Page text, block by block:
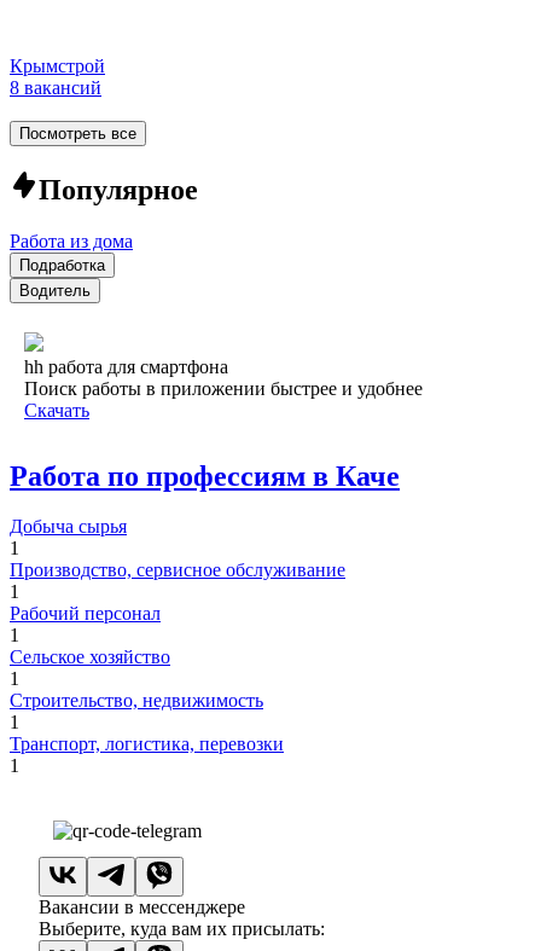
Крымстрой
8 вакансий
Посмотреть все
Популярное
Работа из дома
Подработка
Водитель
hh работа для смартфона
Поиск работы в приложении быстрее и удобнее
Скачать
Работа по профессиям в Каче
Добыча сырья
1
Производство, сервисное обслуживание
1
Рабочий персонал
1
Сельское хозяйство
1
Строительство, недвижимость
1
Транспорт, логистика, перевозки
1
Вакансии в мессенджере
Выберите, куда вам их присылать: